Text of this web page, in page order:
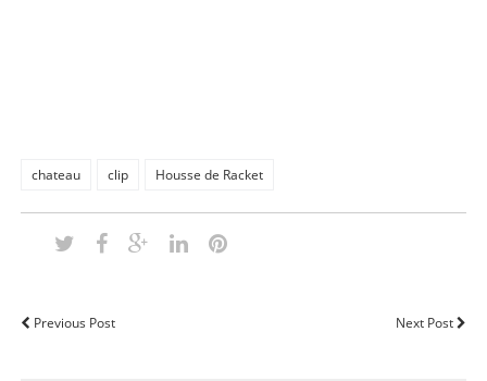
chateau clip Housse de Racket
Previous Post Next Post